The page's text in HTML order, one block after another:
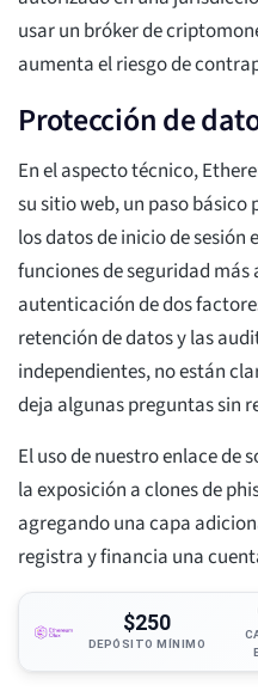
usar un bróker de
aumenta el riesgo de
Protección de
En el aspecto técnico,
su sitio web, un paso
los datos de inicio de
funciones de seguridad más
autenticación de dos
retención de datos y las
independientes, no están
deja algunas preguntas sin
El uso de nuestro enlace de
la exposición a clones de
agregando una capa
registra y financia una
$250
DEPÓSITO MÍNIMO